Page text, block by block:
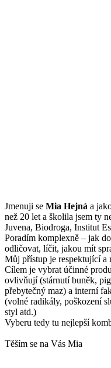
Jmenuji se Mia Hejná a
než 20 let a školila jsem ty
Juvena, Biodroga, Institut
Poradím komplexně – jak
odličovat, líčit, jakou mít
Můj přístup je respektující a
Cílem je vybrat účinné
ovlivňují (stárnutí buněk,
přebytečný maz) a interní
(volné radikály, poškození
styl atd.)
Vyberu tedy tu nejlepší
Těším se na Vás Mia